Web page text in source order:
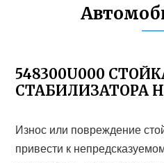
548300U000
СТАБИЛИЗАТОРА
Износ или повреждение
привести к